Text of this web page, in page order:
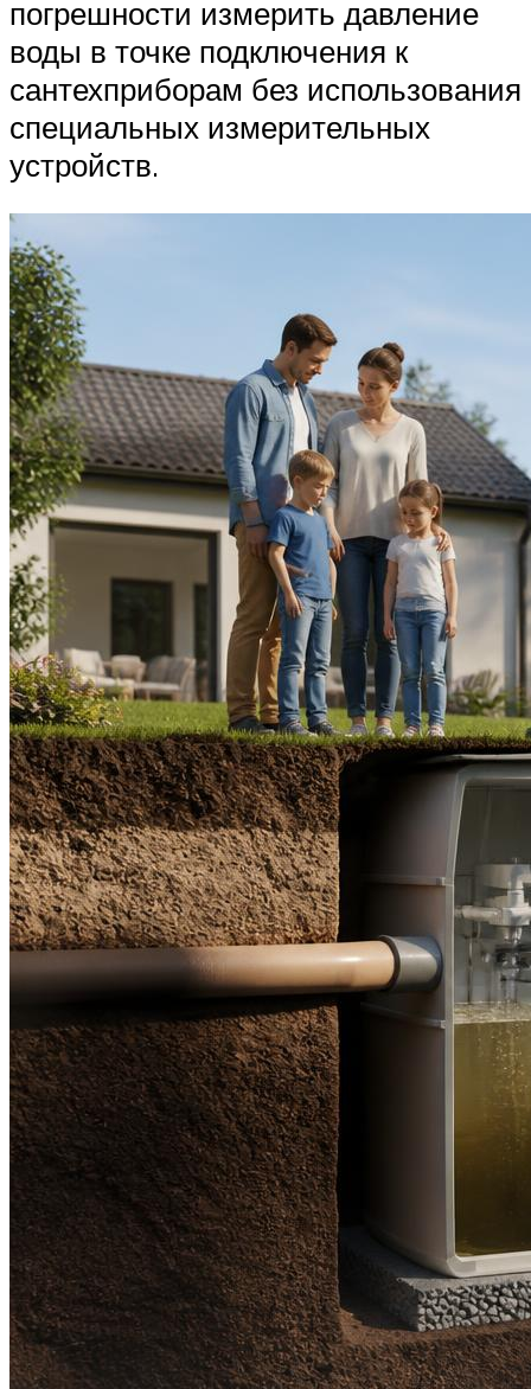
погрешности измерить давление
воды в точке подключения к
сантехприборам без использования
специальных измерительных
устройств.